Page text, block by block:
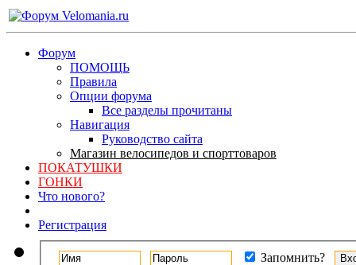
Форум
ПОМОЩЬ
Правила
Опции форума
Все разделы прочитаны
Навигация
Руководство сайта
Магазин велосипедов и спорттоваров
ПОКАТУШКИ
ГОНКИ
Что нового?
Регистрация
Запомнить?